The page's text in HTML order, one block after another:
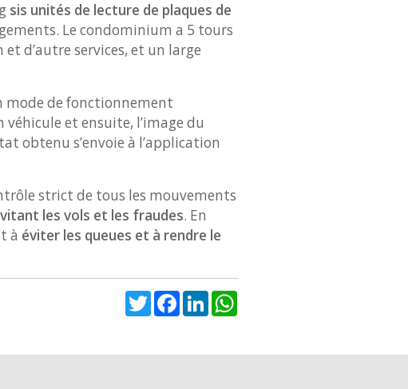
sis unités de lecture de plaques de
Le condominium a 5 tours
d’autre services, et un large
mode de fonctionnement
et ensuite, l’image du
obtenu s’envoie à l’application
strict de tous les mouvements
les vols et les fraudes. En
à éviter les queues et à rendre le
TwitterFacebook
LinkedIn